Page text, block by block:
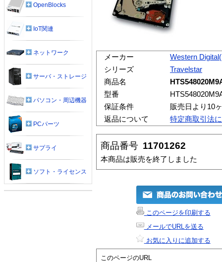
メーカー
Western
シリーズ
Travelstar
商品名
型番
保証条件
販売日より10
返品について
特定商取引法
商品番号 11701262
本商品は販売を終了しました
このページを印刷する
メールでURLを送る
お気に入りに追加する
このページのURL
OpenBlocks
IoT関連
ネットワーク
サーバ・ストレージ
パソコン・周辺機器
PCパーツ
サプライ
ソフト・ライセンス